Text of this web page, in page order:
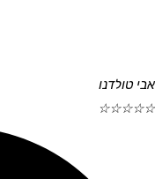
אבי טולדנו
☆
☆
☆
☆
☆